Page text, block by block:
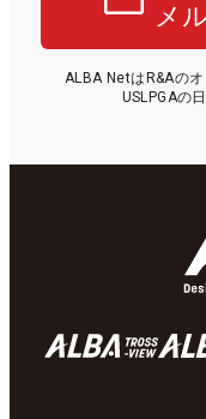
メ
ALBA NetはR&Aの
USLPGAの